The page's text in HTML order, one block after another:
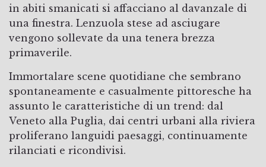
in abiti smanicati si affacciano al davanzale di
una finestra. Lenzuola stese ad asciugare
vengono sollevate da una tenera brezza
primaverile.
Immortalare scene quotidiane che sembrano
spontaneamente e casualmente pittoresche ha
assunto le caratteristiche di un trend: dal
Veneto alla Puglia, dai centri urbani alla riviera
proliferano languidi paesaggi, continuamente
rilanciati e ricondivisi.